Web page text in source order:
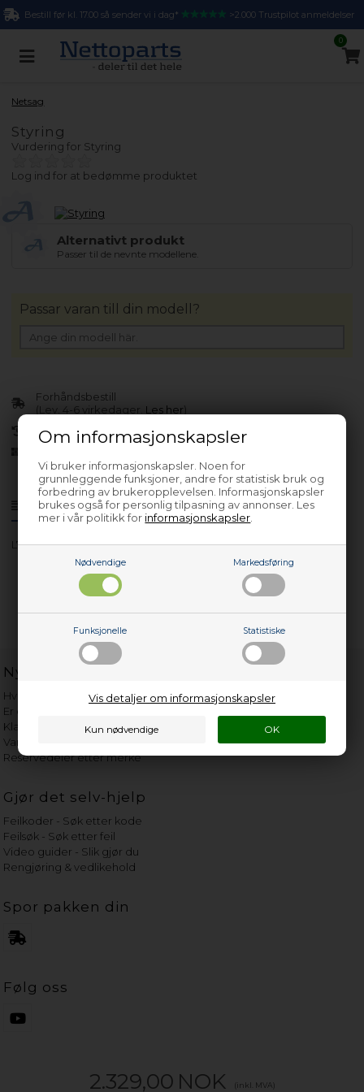
Om informasjonskapsler
Vi bruker informasjonskapsler. Noen for
grunnleggende funksjoner, andre for statistisk bruk og
forbedring av brukeropplevelsen. Informasjonskapsler
brukes også for personlig tilpasning av annonser. Les
mer i vår politikk for informasjonskapsler
Nødvendige Markedsføring
Funksjonelle Statistiske
Vis detaljer om informasjonskapsler
Bestill før kl. 17.00 så sender vi i dag* >2.000 Trustpilot anmeldelser
0
Netsag
Styring
Vurdering for Styring
Log ind for at bedømme produktet
Alternativt produkt
Passer til de nevnte modellene.
Produktinfo Spørsmål om varen?
L74819 - 914525109
2.329,00 NOK (inkl. MVA)
Forhåndsbestill
(Lev. 4-6 virkedager. Les her)
30 dagers returrett
Passar varan till din modell?
Nyttige lenker
Hvor gammelt er apparatet mitt?
Er det verdt å reparere?
Klage på bassengrobot
Vannets hardhetsgrad
Reservedeler etter merke
Gjør det selv-hjelp
Feilkoder - Søk etter kode
Feilsøk - Søk etter feil
Video guider - Slik gjør du
Rengjøring & vedlikehold
Spor pakken din
Følg oss